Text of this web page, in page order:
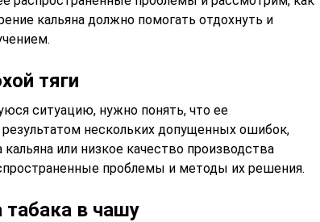
кальяна должно помогать отдохнуть и
тяги
ситуацию, нужно понять, что ее
нескольких допущенных ошибок,
или низкое качество производства
проблемы и методы их решения.
табака в чашу